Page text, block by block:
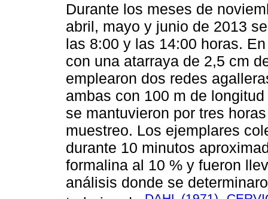
Durante los meses de
abril, mayo y junio de 2013
las 8:00 y las 14:00 horas.
con una atarraya de 2,5 cm
emplearon dos redes
ambas con 100 m de
se mantuvieron por tres
muestreo. Los ejemplares
durante 10 minutos
formalina al 10 % y fueron
análisis donde se